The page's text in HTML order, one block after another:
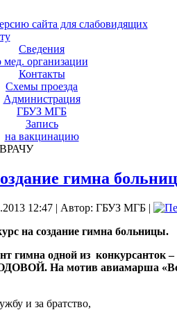
сайта для слабовидящих
Сведения
мед. организации
Контакты
Схемы проезда
Администрация
ГБУЗ МГБ
Запись
на вакцинацию
гимна
12:47 | Автор: ГБУЗ МГБ |
на создание гимна больницы.
гимна одной из конкурсанток
На мотив авиамарша
и за братство,